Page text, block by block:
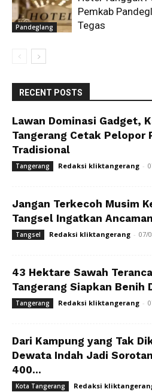
Pandeglang
Pemkab
Tegas
RECENT POSTS
Lawan Dominasi Gadget,
Tangerang Cetak Pelopor
Tradisional
Tangerang Redaksi kliktangerang -
Jangan Terkecoh Musim
Tangsel Ingatkan
Tangsel Redaksi kliktangerang - 07/
43 Hektare Sawah
Tangerang Siapkan Benih
Tangerang Redaksi kliktangerang -
Dari Kampung yang Tak
Dewata Indah Jadi
400...
Kota Tangerang Redaksi